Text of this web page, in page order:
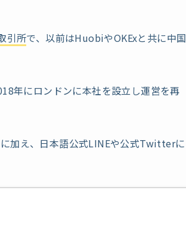
引所で、以前はHuobiやOKExと共に中国
年にロンドンに本社を設立し運営を再
加え、日本語公式LINEや公式Twitterに